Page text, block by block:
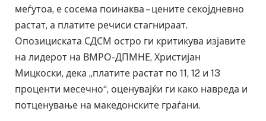
меѓутоа, е сосема поинаква – цените секојдневно
растат, а платите речиси стагнираат.
Опозициската СДСМ остро ги критикува изјавите
на лидерот на ВМРО-ДПМНЕ, Христијан
Мицкоски, дека „платите растат по 11, 12 и 13
проценти месечно“, оценувајќи ги како навреда и
потценување на македонските граѓани.